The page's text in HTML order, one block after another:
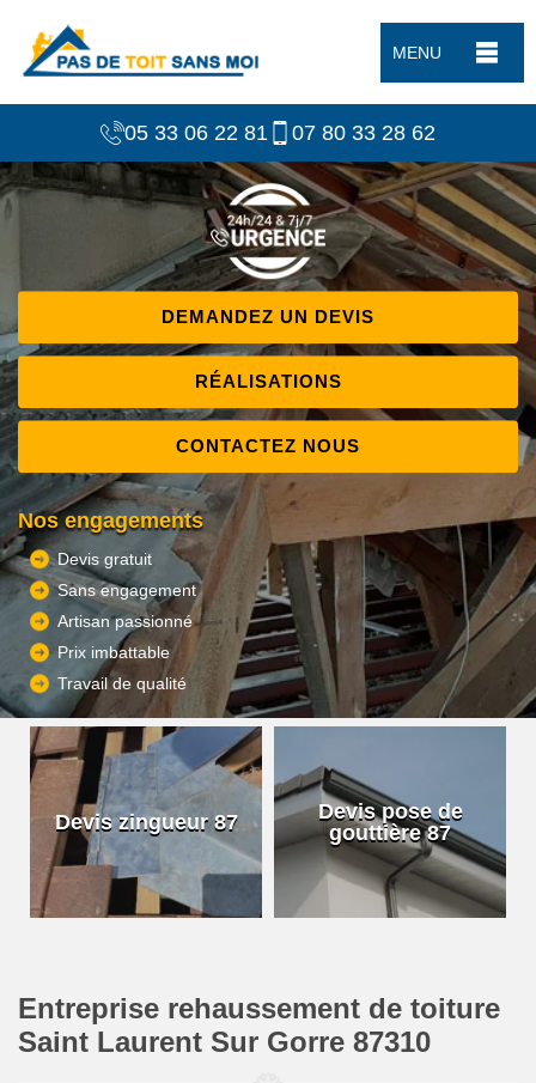
MENU
05 33 06 22 81 07 80 33 28 62
DEMANDEZ UN DEVIS
RÉALISATIONS
CONTACTEZ NOUS
Nos engagements
Devis gratuit
Sans engagement
Artisan passionné
Prix imbattable
Travail de qualité
Devis zingueur 87
Devis pose de
gouttière 87
Entreprise rehaussement de toiture
Saint Laurent Sur Gorre 87310